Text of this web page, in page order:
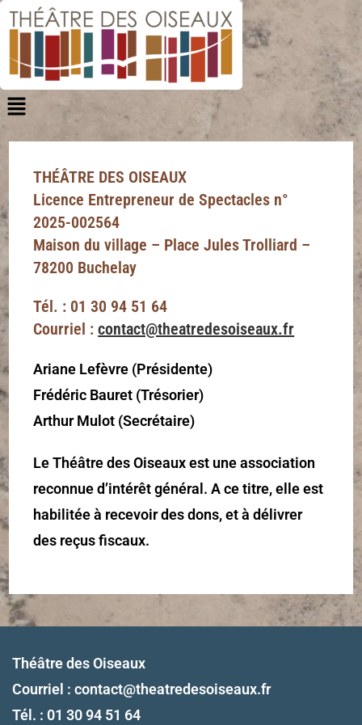
THÉÂTRE DES OISEAUX
Licence Entrepreneur de Spectacles n°
2025-002564
Maison du village – Place Jules Trolliard –
78200 Buchelay
Tél. : 01 30 94 51 64
Courriel :contact@theatredesoiseaux.fr
Ariane Lefèvre (Présidente)
Frédéric Bauret (Trésorier)
Arthur Mulot (Secrétaire)
Le Théâtre des Oiseaux est une association
reconnue d’intérêt général. Ace titre, elle est
habilitée à recevoir des dons, et à délivrer
des reçus fiscaux.
Théâtre des Oiseaux
Courriel : contact@theatredesoiseaux.fr
Tél. : 01 30 94 51 64